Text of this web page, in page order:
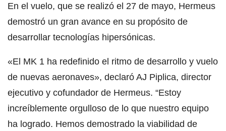
En el vuelo, que se realizó el 27 de mayo, Hermeus
demostró un gran avance en su propósito de
desarrollar tecnologías hipersónicas.
«El MK 1 ha redefinido el ritmo de desarrollo y vuelo
de nuevas aeronaves», declaró AJ Piplica, director
ejecutivo y cofundador de Hermeus. “Estoy
increíblemente orgulloso de lo que nuestro equipo
ha logrado. Hemos demostrado la viabilidad de